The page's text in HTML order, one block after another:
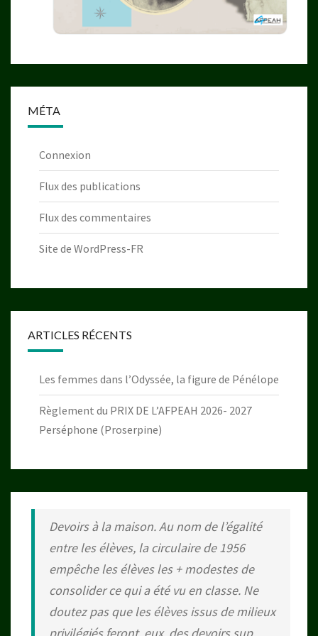
MÉTA
Connexion
Flux des publications
Flux des commentaires
Site de WordPress-FR
ARTICLES RÉCENTS
Les femmes dans l’Odyssée, la figure de Pénélope
Règlement du PRIX DE L’AFPEAH 2026- 2027
Perséphone (Proserpine)
Devoirs à la maison. Au nom de l’égalité
entre les élèves, la circulaire de 1956
empêche les élèves les + modestes de
consolider ce qui a été vu en classe. Ne
doutez pas que les élèves issus de milieux